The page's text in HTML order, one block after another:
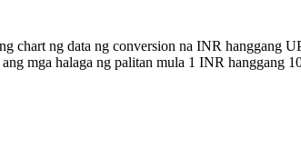
chart ng data ng conversion na INR hanggang
mga halaga ng palitan mula 1 INR hanggang